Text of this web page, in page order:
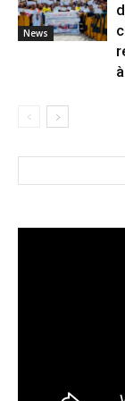
News